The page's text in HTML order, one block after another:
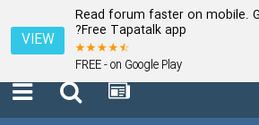
Read forum faster on mobile.
Free Tapatalk app?
FREE - on Google Play
VIEW